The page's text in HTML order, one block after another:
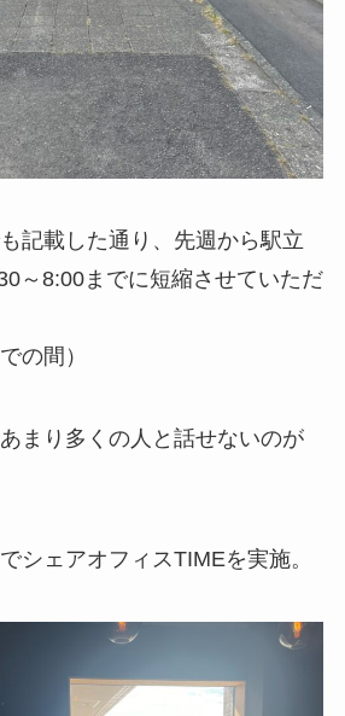
記載した通り、先週から駅立
～8:00までに短縮させていただ
の間）
まり多くの人と話せないのが
シェアオフィスTIMEを実施。